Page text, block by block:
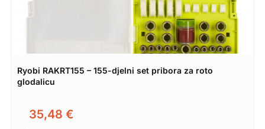
Ryobi RAKRT155 – 155-djelni set pribora za roto
glodalicu
35,48 €